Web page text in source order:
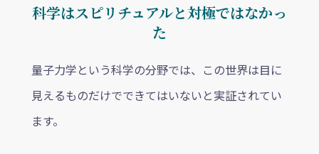
科学はスピリチュアルと対極ではなかっ
た
量子力学という科学の分野では、この世界は目に
見えるものだけでできてはいないと実証されてい
ます。